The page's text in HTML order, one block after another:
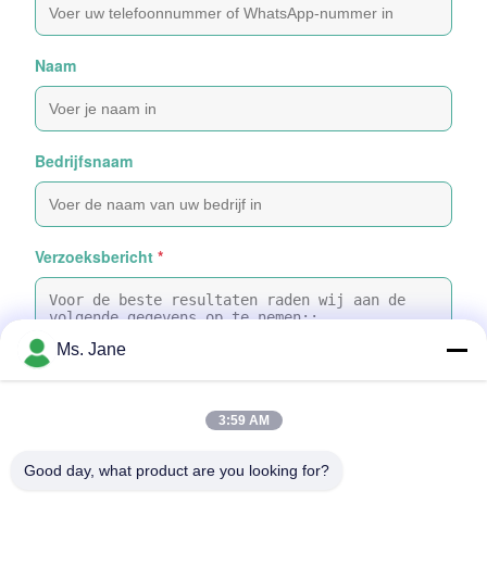
Naam
Bedrijfsnaam
Verzoeksbericht *
Selecteer bestanden
Ms. Jane
3:59 AM
Good day, what product are you looking for?